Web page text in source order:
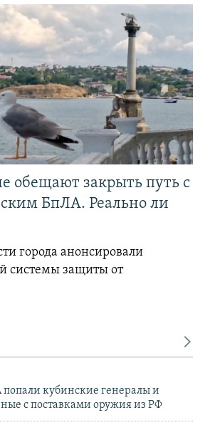
обещают закрыть путь с
БпЛА. Реально ли
города анонсировали
системы защиты от
кубинские генералы и
с поставками оружия из РФ